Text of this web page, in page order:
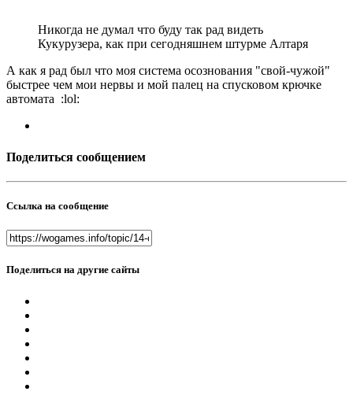
Никогда не думал что буду так рад видеть
Кукурузера, как при сегодняшнем штурме Алтаря
А как я рад был что моя система осознования "свой-чужой"
быстрее чем мои нервы и мой палец на спусковом крючке
автомата :lol:
Поделиться сообщением
Ссылка на сообщение
Поделиться на другие сайты